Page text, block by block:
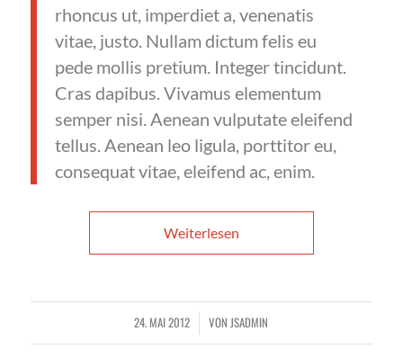
rhoncus ut, imperdiet a, venenatis
vitae, justo. Nullam dictum felis eu
pede mollis pretium. Integer tincidunt.
Cras dapibus. Vivamus elementum
semper nisi. Aenean vulputate eleifend
tellus. Aenean leo ligula, porttitor eu,
consequat vitae, eleifend ac, enim.
Weiterlesen
24. MAI 2012
/ VON JSADMIN